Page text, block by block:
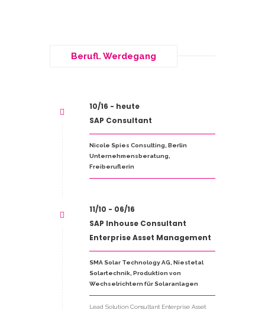
Berufl. Werdegang
10/16 - heute
SAP Consultant
Nicole Spies Consulting, Berlin
Unternehmensberatung,
Freiberuflerin
11/10 - 06/16
SAP Inhouse Consultant
Enterprise Asset Management
SMA Solar Technology AG, Niestetal
Solartechnik, Produktion von
Wechselrichtern für Solaranlagen
Lead Solution Consultant Enterprise Asset